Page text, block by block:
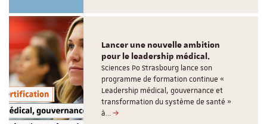
Lancer une nouvelle ambition
pour le leadership médical.
Sciences Po Strasbourg lance son
programme de formation continue «
Leadership médical, gouvernance et
transformation du système de santé »
à…